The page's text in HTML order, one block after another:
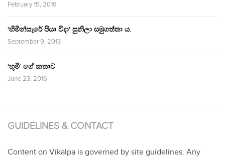
February 15, 2016
‘හිමින්සැරේ පියා විදා‘ සුනිලා සමුගත්තා ය.
September 9, 2013
‘භූමි’ ගේ කතාව
June 23, 2016
GUIDELINES & CONTACT
Content on Vikalpa is governed by site guidelines. Any